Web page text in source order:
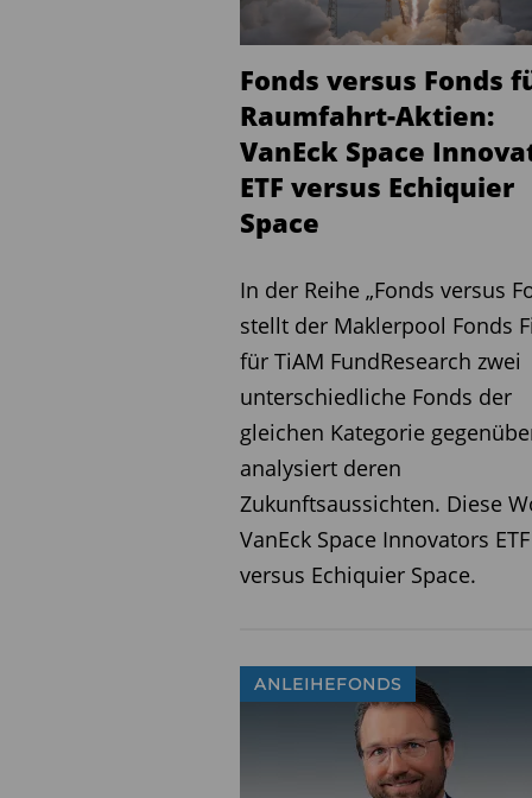
Anleger in Europa
Prozent physisch durch
verwahrt. Der Fonds hat
temporären
2025. Bitcoin-ETPs
Interesse. Das ergab eine
Focal Data unter
Befragten gaben an, dass
zwei Jahren in ein
Investment Institute ist
von bis zu ein oder zwei
Asset-Portfolios eine
Direct Lending
Morgan Stanley
European Private Income
sich auf individuell
Laufzeitdarlehen für
Marktpositionen und
zehn Prozent seines
Fonds versus Fonds
Raumfahrt-Aktien:
VanEck Space
ETF versus Echiquier
Space
In der Reihe „Fonds versus
stellt der Maklerpool Fonds
für TiAM FundResearch zwei
unterschiedliche Fonds der
gleichen Kategorie
analysiert deren
Zukunftsaussichten. Diese
VanEck Space Innovators ETF
versus Echiquier Space.
ANLEIHEFONDS